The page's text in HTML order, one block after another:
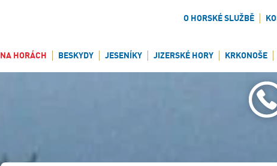
O HORSKÉ SLUŽBĚ
NA HORÁCH BESKYDY JESENÍKY JIZERSKÉ HORY KRKONOŠE